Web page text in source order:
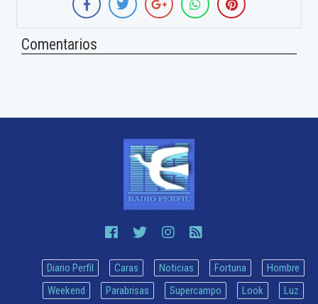
Comentarios
Diario Perfil Caras Noticias Fortuna
Hombre
Weekend
Parabrisas Supercampo Look Luz